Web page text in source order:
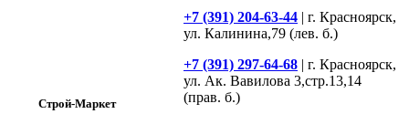
Строй-Маркет
+7 (391) 204-63-44 | г. Красноярск,
ул. Калинина,79 (лев. б.)
+7 (391) 297-64-68 | г. Красноярск,
ул. Ак. Вавилова 3,стр.13,14
(прав. б.)